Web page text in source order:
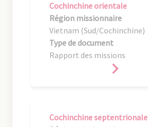
Cochinchine orientale
Région missionnaire
Vietnam (Sud/Cochinchine)
Type de document
Rapport des missions
Cochinchine septentrionale